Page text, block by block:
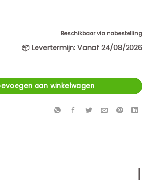
Beschikbaar via nabestelling
📦 Levertermijn: Vanaf 24/08/2026
fire retardant aantal
aan winkelwagen